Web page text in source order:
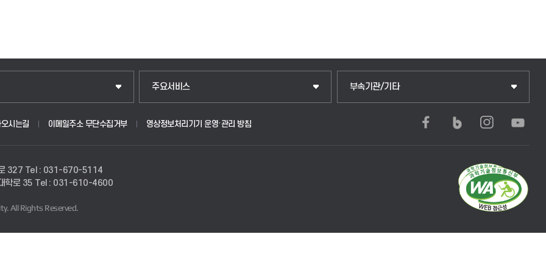
주요서비스 부속기관/기타
시는길 이메일주소 무단수집거부 영상정보처리기기 운영·관리 방침
327 Tel : 031-670-5114
학로 35 Tel : 031-610-4600
All Rights Reserved.